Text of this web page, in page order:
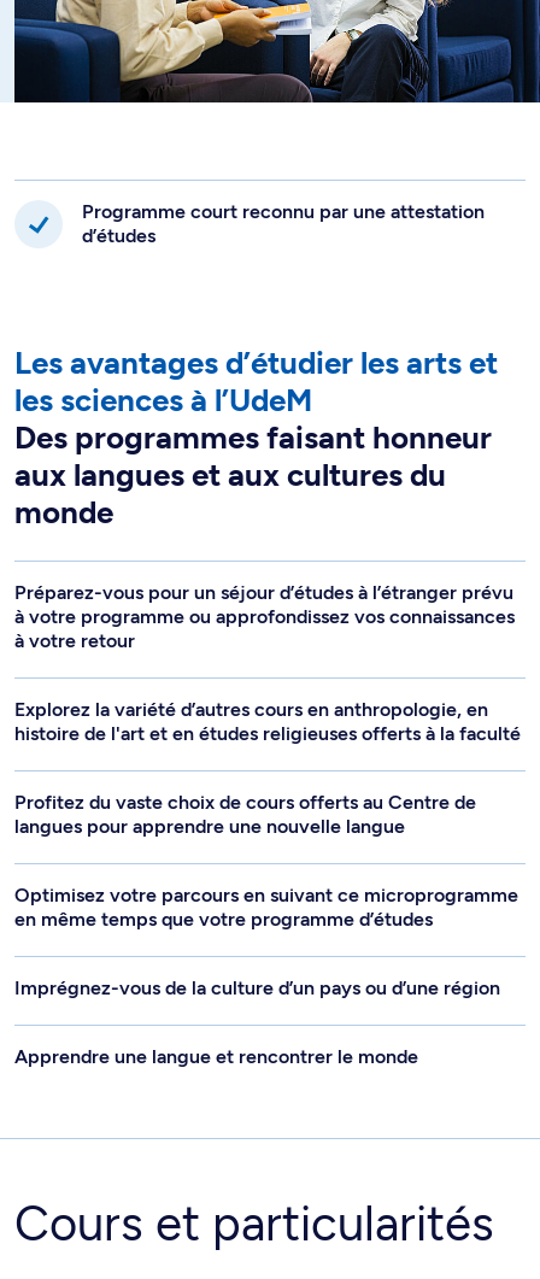
Programme court reconnu par une attestation
d’études
Les avantages d’étudier les arts et
les sciences à l’UdeM
Des programmes faisant honneur
aux langues et aux cultures du
monde
Préparez-vous pour un séjour d’études à l’étranger prévu
à votre programme ou approfondissez vos connaissances
à votre retour
Explorez la variété d’autres cours en anthropologie, en
histoire de l'art et en études religieuses offerts à la faculté
Profitez du vaste choix de cours offerts au Centre de
langues pour apprendre une nouvelle langue
Optimisez votre parcours en suivant ce microprogramme
en même temps que votre programme d’études
Imprégnez-vous de la culture d’un pays ou d’une région
Apprendre une langue et rencontrer le monde
Cours et particularités